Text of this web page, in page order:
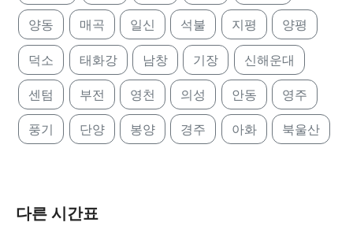
양동 매곡 일신 석불 지평 양평
덕소 태화강 남창 기장 신해운대
센텀 부전 영천 의성 안동 영주
풍기 단양 봉양 경주 아화 북울산
다른 시간표